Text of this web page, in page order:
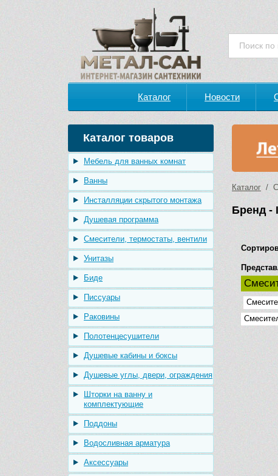
Каталог Новости
Каталог товаров
Мебель для ванных комнат
Ванны
Инсталляции скрытого монтажа
Душевая программа
Смесители, термостаты, вентили
Унитазы
Биде
Писсуары
Раковины
Полотенцесушители
Душевые кабины и боксы
Душевые углы, двери, ограждения
Шторки на ванну и
комплектующие
Поддоны
Водосливная арматура
Аксессуары
Каталог /
Бренд -